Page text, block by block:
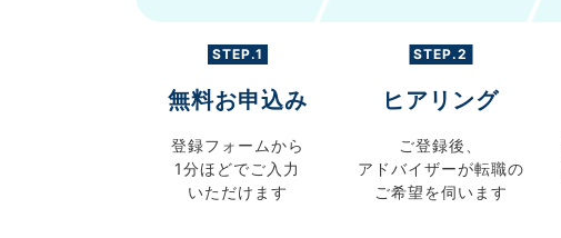
STEP.1
無料お申込み
登録フォームから
1分ほどでご入力
いただけます
STEP.2
ヒアリング
ご登録後、
アドバイザーが転職の
ご希望を伺います